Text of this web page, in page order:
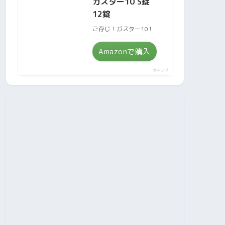
12錠
ご存じ！ガスター10！
Amazonで購入
ポチップ